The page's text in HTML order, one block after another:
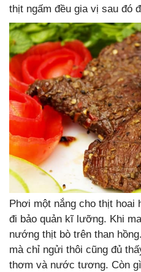
thịt ngấm đều gia vị sau đó
Phơi một nắng cho thịt hoai
đi bảo quản kĩ lưỡng. Khi
nướng thịt bò trên than
mà chỉ ngửi thôi cũng đủ
thơm và nước tương. Còn